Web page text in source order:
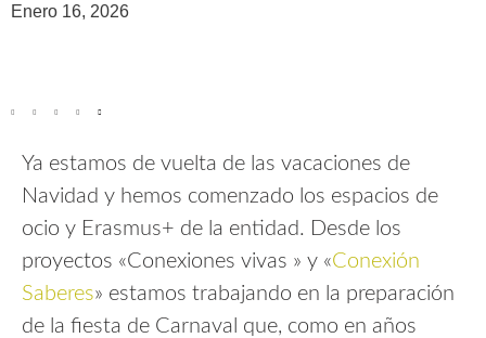
Enero 16, 2026
Ya estamos de vuelta de las vacaciones de
Navidad y hemos comenzado los espacios de
ocio y Erasmus+ de la entidad. Desde los
proyectos «Conexiones vivas » y «Conexión
Saberes» estamos trabajando en la preparación
de la fiesta de Carnaval que, como en años